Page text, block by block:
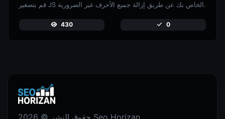
قم بتصغير JS الخاص بك عن طريق إزالة جميع الأحرف غير الضرورية.
430 0
حقوق النشر © 2026 Seo Horizan.